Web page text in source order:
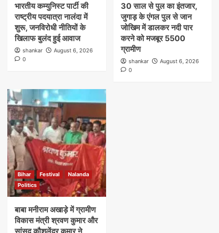
भारतीय कम्युनिस्ट पार्टी की
राष्ट्रीय पदयात्रा नालंदा में
शुरू, जनविरोधी नीतियों के
खिलाफ बुलंद हुई आवाज
shankar
August 6, 2026
0
30 साल से पुल का इंतजार,
जुगाड़ के एंगल पुल से जान
जोखिम में डालकर नदी पार
करने को मजबूर 5500
ग्रामीण
shankar
August 6, 2026
0
Bihar Festival
Nalanda
Politics
बाबा मनीराम अखाड़े में ग्रामीण
विकास मंत्री श्रवण कुमार और
सांसद कौशलेंद्र कुमार ने